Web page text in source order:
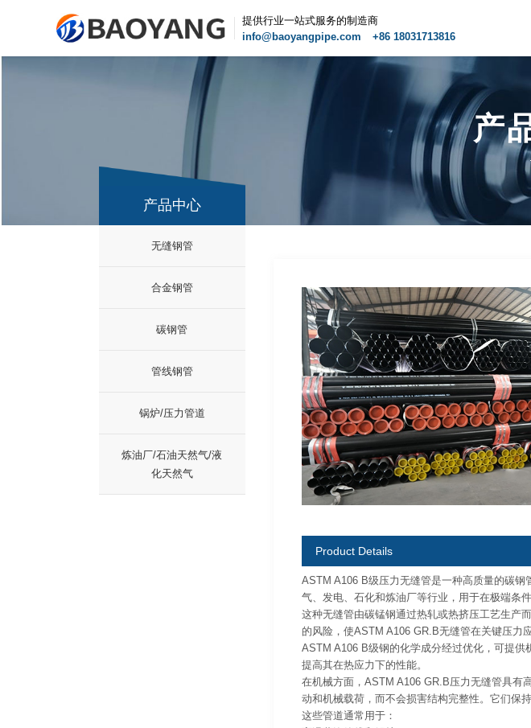
提供行业一站式服务的制造商
info@baoyangpipe.com
+86 18031713816
产
产品中心
无缝钢管
合金钢管
碳钢管
管线钢管
锅炉/压力管道
炼油厂/石油天然气/液
化天然气
Product Details
ASTM A106 B级压力无缝管是一种高质量的碳
气、发电、石化和炼油厂等行业，用于在极端条
这种无缝管由碳锰钢通过热轧或热挤压工艺生产
的风险，使ASTM A106 GR.B无缝管在关键压力
ASTM A106 B级钢的化学成分经过优化，可提
提高其在热应力下的性能。
在机械方面，ASTM A106 GR.B压力无缝管具有
动和机械载荷，而不会损害结构完整性。它们保
这些管道通常用于：